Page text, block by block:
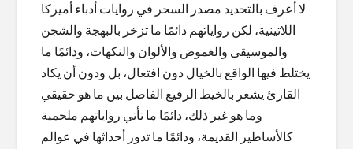
لا أعرف بالتحديد مصدر السحر في روايات أدباء أميركا
اللاتينية، لكن رواياتهم دائمًا ما تزخر بالبهجة والشجن
والموسيقى والغموض والألوان والنكهات، ودائمًا ما
يختلط فيها الواقع بالخيال دون افتعال، بل ودون أن يكاد
القارئ يشعر بالخيط الرفيع الفاصل بين ما هو حقيقي
وما هو غير ذلك، دائمًا ما تأتي رواياتهم ملحمية
كالأساطير القديمة، ودائمًا ما تدور أحداثها في عوالم